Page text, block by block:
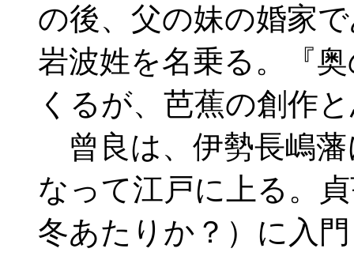
の後、父の妹の婚家
岩波姓を名乗る。『
くるが、芭蕉の創作
曾良は、伊勢長嶋
なって江戸に上る。
冬あたりか？）に入